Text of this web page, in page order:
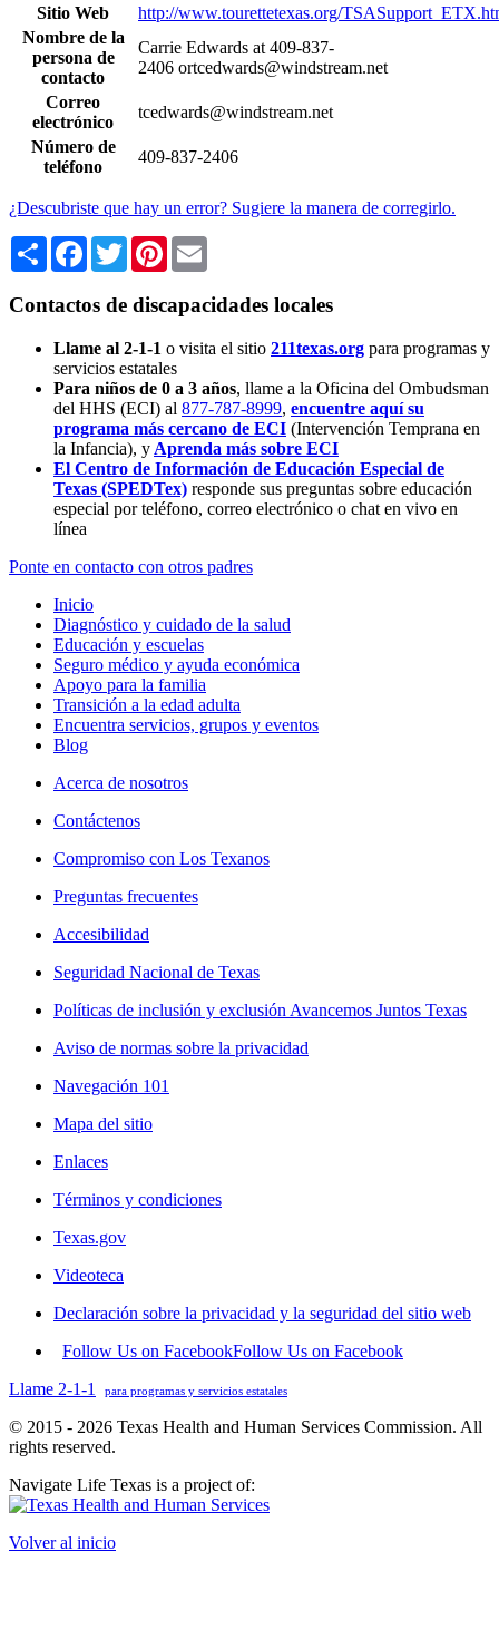
Sitio Web
http://www.tourettetexas.org/
Nombre de la
persona de
contacto
Carrie Edwards at 409-837-
2406 ortcedwards@windstream.net
Correo
electrónico
tcedwards@windstream.net
Número de
teléfono
409-837-2406
¿Descubriste que hay un error? Sugiere la manera de corregirlo.
Share Facebook
TwitterPinterest
Contactos de discapacidades locales
Llame al 2-1-1 o visita el sitio 211texas.org para programas y
servicios estatales
Para niños de 0 a 3 años, llame a la Oficina del Ombudsman
del HHS (ECI) al 877-787-8999, encuentre aquí su
programa más cercano de ECI (Intervención Temprana en
la Infancia), y Aprenda más sobre ECI
El Centro de Información de Educación Especial de
Texas (SPEDTex) responde sus preguntas sobre educación
especial por teléfono, correo electrónico o chat en vivo en
línea
Ponte en contacto con otros padres
Inicio
Diagnóstico y cuidado de la salud
Educación y escuelas
Seguro médico y ayuda económica
Apoyo para la familia
Transición a la edad adulta
Encuentra servicios, grupos y eventos
Blog
Acerca de nosotros
Contáctenos
Compromiso con Los Texanos
Preguntas frecuentes
Accesibilidad
Seguridad Nacional de Texas
Políticas de inclusión y exclusión Avancemos Juntos Texas
Aviso de normas sobre la privacidad
Navegación 101
Mapa del sitio
Enlaces
Términos y condiciones
Texas.gov
Videoteca
Declaración sobre la privacidad y la seguridad del sitio web
Follow Us on FacebookFollow Us on Facebook
Llame 2-1-1
para programas y servicios estatales
© 2015 - 2026 Texas Health and Human Services Commission. All
rights reserved.
Navigate Life Texas is a project of:
Volver al inicio